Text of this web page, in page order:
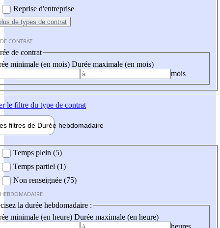
Reprise d'entreprise
de types de contrat
CONTRAT
de contrat
minimale (en mois) Durée maximale (en mois)
mois
le filtre du type de contrat
filtres de Durée hebdomadaire
Temps plein (5)
Temps partiel (1)
Non renseignée (75)
la durée hebdomadaire :
minimale (en heure) Durée maximale (en heure)
heures